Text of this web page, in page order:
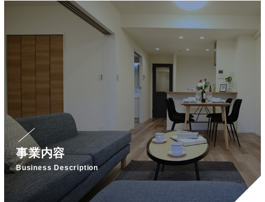
事業内容
Business Description